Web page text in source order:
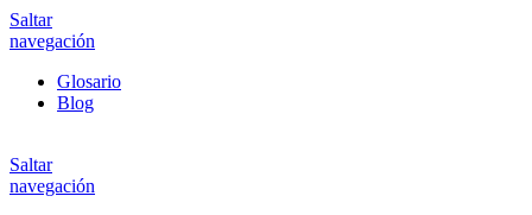
Saltar
navegación
Glosario
Blog
Saltar
navegación